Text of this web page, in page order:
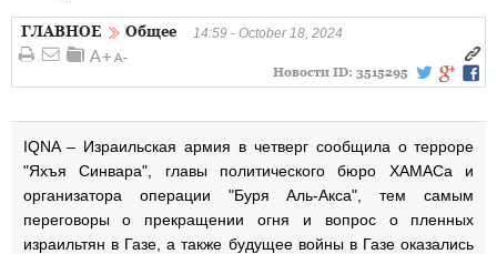
ГЛАВНОЕ Общее 14:59 - October 18, 2024
Новости ID: 3515295
IQNA – Израильская армия в четверг сообщила о терроре
"Яхъя Синвара", главы политического бюро ХАМАСа и
организатора операции "Буря Аль-Акса", тем самым
переговоры о прекращении огня и вопрос о пленных
израильтян в Газе, а также будущее войны в Газе оказались